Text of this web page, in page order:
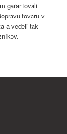
garantovali
tovaru v
a vedeli tak